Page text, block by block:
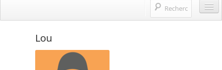
Je m’inscris sur doLys !
Une question ? Hop !
mentions légales
Open source et entreprises
Lou